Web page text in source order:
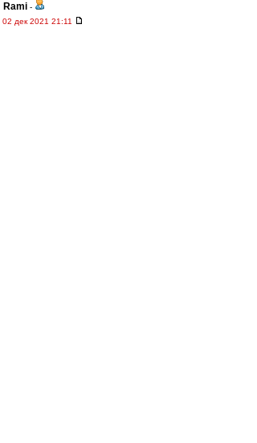
Rami -
02 дек 2021 21:11